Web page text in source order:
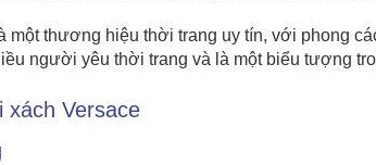
một thương hiệu thời trang uy tín, với phong
người yêu thời trang và là một biểu tượng
Versace